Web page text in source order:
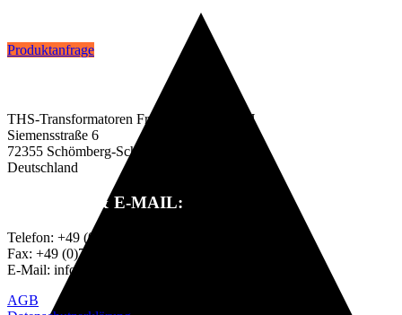
Produktanfrage
THS-Transformatoren Franz Hölsch GmbH
Siemensstraße 6
72355 Schömberg-Schörzingen
Deutschland
TELEFON & E-MAIL:
Telefon: +49 (0)7427 8101
Fax: +49 (0)7427 3023
E-Mail: info@ths-transformatoren.de
AGB